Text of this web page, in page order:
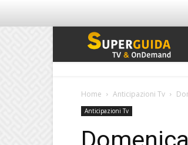
Home Anticipazioni Tv
Anticipazioni Tv